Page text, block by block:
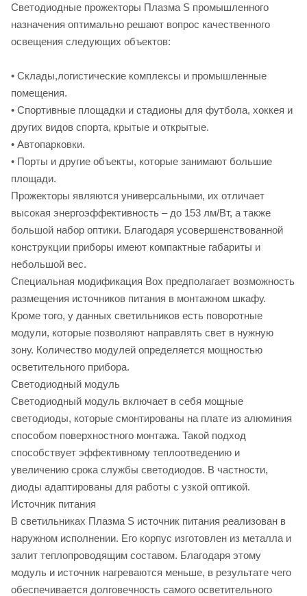
Светодиодные прожекторы Плазма S промышленного
назначения оптимально решают вопрос качественного
освещения следующих объектов:
• Склады,логистические комплексы и промышленные
помещения.
• Спортивные площадки и стадионы для футбола, хоккея и
других видов спорта, крытые и открытые.
• Автопарковки.
• Порты и другие объекты, которые занимают большие
площади.
Прожекторы являются универсальными, их отличает
высокая энергоэффективность – до 153 лм/Вт, а также
большой набор оптики. Благодаря усовершенствованной
конструкции приборы имеют компактные габариты и
небольшой вес.
Специальная модификация Box предполагает возможность
размещения источников питания в монтажном шкафу.
Кроме того, у данных светильников есть поворотные
модули, которые позволяют направлять свет в нужную
зону. Количество модулей определяется мощностью
осветительного прибора.
Светодиодный модуль
Светодиодный модуль включает в себя мощные
светодиоды, которые смонтированы на плате из алюминия
способом поверхностного монтажа. Такой подход
способствует эффективному теплоотведению и
увеличению срока службы светодиодов. В частности,
диоды адаптированы для работы с узкой оптикой.
Источник питания
В светильниках Плазма S источник питания реализован в
наружном исполнении. Его корпус изготовлен из металла и
залит теплопроводящим составом. Благодаря этому
модуль и источник нагреваются меньше, в результате чего
обеспечивается долговечность самого осветительного